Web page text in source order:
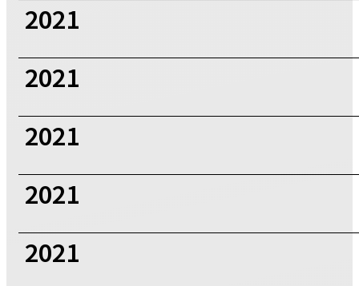
2021
2021
2021
2021
2021